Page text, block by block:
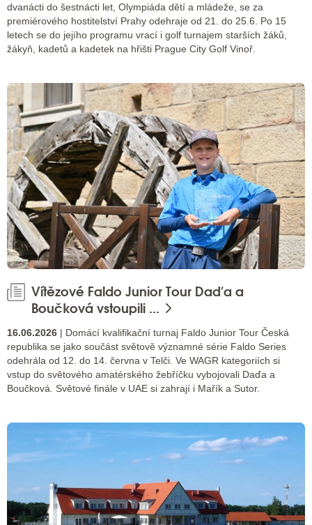
dvanácti do šestnácti let, Olympiáda dětí a mládeže, se za
premiérového hostitelství Prahy odehraje od 21. do 25.6. Po 15
letech se do jejího programu vrací i golf turnajem starších žáků,
žákyň, kadetů a kadetek na hřišti Prague City Golf Vinoř.
Vítězové Faldo Junior Tour Daďa a
Boučková vstoupili ...
16.06.2026 | Domácí kvalifikační turnaj Faldo Junior Tour Česká
republika se jako součást světově významné série Faldo Series
odehrála od 12. do 14. června v Telči. Ve WAGR kategoriích si
vstup do světového amatérského žebříčku vybojovali Daďa a
Boučková. Světové finále v UAE si zahrají i Mařík a Sutor.